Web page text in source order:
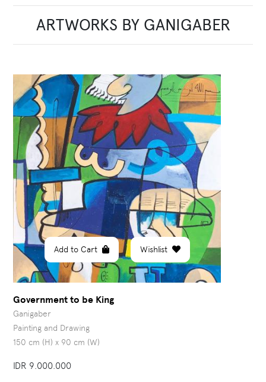
ARTWORKS BY GANIGABER
Add to Cart Wishlist
Government to be King
Ganigaber
Painting and Drawing
150 cm (H) x 90 cm (W)
IDR 9.000.000